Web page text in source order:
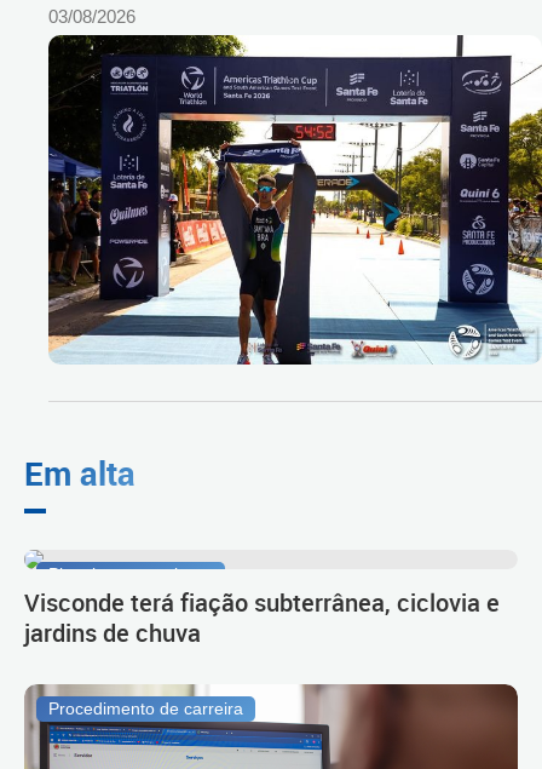
03/08/2026
Em alta
Planejamento urbano
Visconde terá fiação subterrânea, ciclovia e
jardins de chuva
Procedimento de carreira